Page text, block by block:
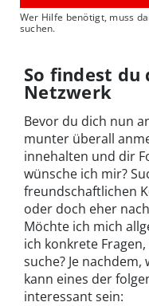
Wer Hilfe benötigt, muss
suchen.
So findest du
Netzwerk
Bevor du dich nun
munter überall
innehalten und dir
wünsche ich mir?
freundschaftlichen
oder doch eher
Möchte ich mich
ich konkrete
suche? Je
kann eines der
interessant sein: